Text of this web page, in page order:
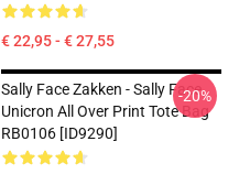
€ 22,95 - € 27,55
Sally Face Zakken - Sally Face
Unicron All Over Print Tote Bag
RB0106 [ID9290]
-20%